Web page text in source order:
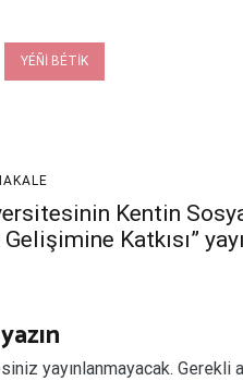
YÉÑI BÉTIK
Kentin
Katkısı”
yayınlanmayacak. Gerekli